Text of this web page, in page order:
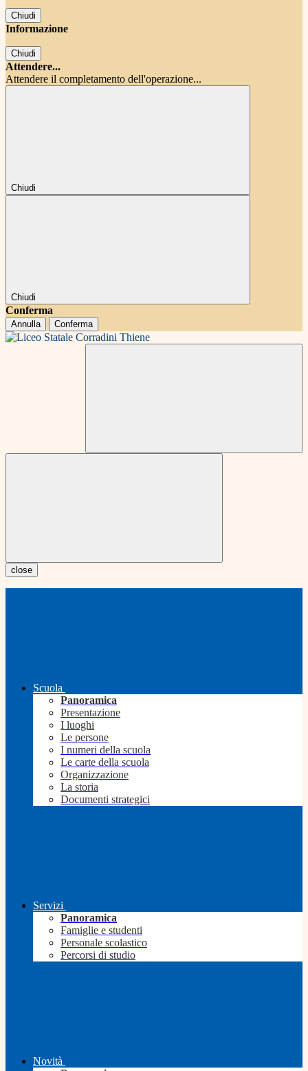
Chiudi
Informazione
Chiudi
Attendere...
Attendere il completamento dell'operazione...
Chiudi
Chiudi
Conferma
Annulla Conferma
close
Scuola
Panoramica
Presentazione
I luoghi
Le persone
I numeri della scuola
Le carte della scuola
Organizzazione
La storia
Documenti strategici
Servizi
Panoramica
Famiglie e studenti
Personale scolastico
Percorsi di studio
Novità